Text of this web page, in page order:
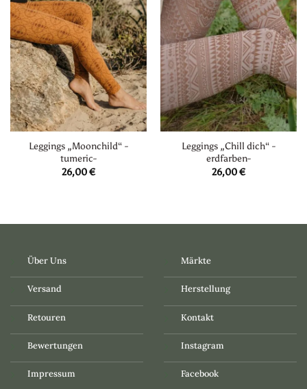
Leggings „Moonchild“ -
tumeric-
26,00€
Leggings „Chill dich“ -
erdfarben-
26,00€
Über Uns
Versand
Retouren
Bewertungen
Impressum
Märkte
Herstellung
Kontakt
Instagram
Facebook